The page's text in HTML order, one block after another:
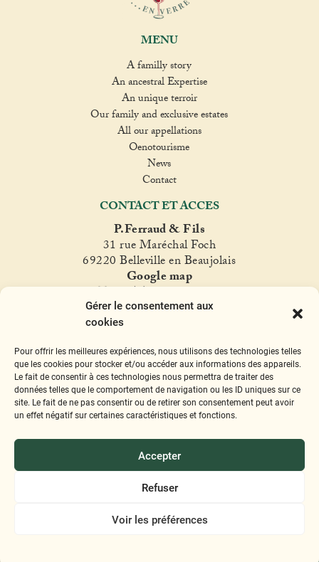
Gérer le consentement aux
cookies
Pour offrir les meilleures expériences, nous utilisons des technologies telles
que les cookies pour stocker et/ou accéder aux informations des appareils.
Le fait de consentir à ces technologies nous permettra de traiter des
données telles que le comportement de navigation ou les ID uniques sur ce
site. Le fait de ne pas consentir ou de retirer son consentement peut avoir
un effet négatif sur certaines caractéristiques et fonctions.
Accepter
Refuser
Voir les préférences
MENU
A familly story
An ancestral Expertise
An unique terroir
Our family and exclusive estates
All our appellations
Oenotourisme
News
Contact
CONTACT ET ACCES
P.Ferraud & Fils
31 rue Maréchal Foch
69220 Belleville en Beaujolais
Google map
T. +33(0)4 74 06 47 60
ferraud@ferraud.com
Instagram
Facebook
Twitter
YouTube
Mentions légales
L'abus d'alcool est dangereux pour la
santé, à consommer avec modération